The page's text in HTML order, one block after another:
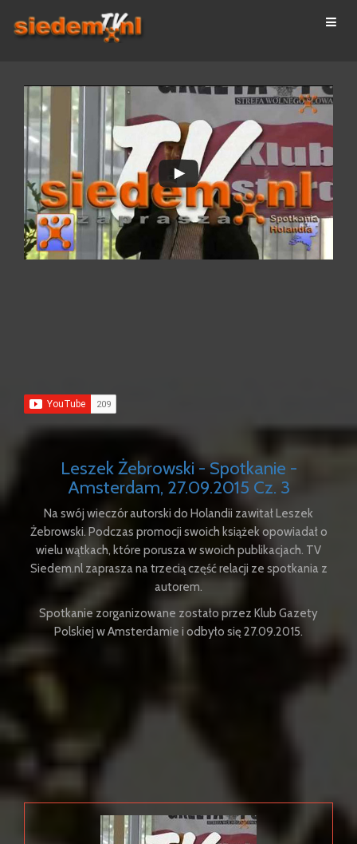
Leszek Żebrowski - Spotkanie -
Amsterdam, 27.09.2015 Cz. 3
Na swój wieczór autorski do Holandii zawitał Leszek
Żebrowski. Podczas promocji swoich książek opowiadał o
wielu wątkach, które porusza w swoich publikacjach. TV
Siedem.nl zaprasza na trzecią część relacji ze spotkania z
autorem.
Spotkanie zorganizowane zostało przez Klub Gazety
Polskiej w Amsterdamie i odbyło się 27.09.2015.